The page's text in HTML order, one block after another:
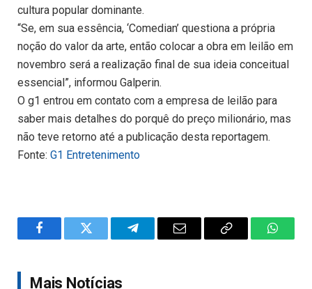
cultura popular dominante.
“Se, em sua essência, ‘Comedian’ questiona a própria
noção do valor da arte, então colocar a obra em leilão em
novembro será a realização final de sua ideia conceitual
essencial”, informou Galperin.
O g1 entrou em contato com a empresa de leilão para
saber mais detalhes do porquê do preço milionário, mas
não teve retorno até a publicação desta reportagem.
Fonte: G1 Entretenimento
FacebookTwitter TelegramEmail
Copy
Mais Notícias